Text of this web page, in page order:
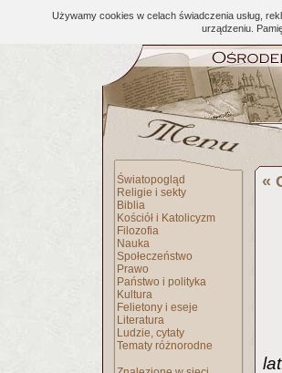
Używamy cookies w celach świadczenia usług,
urządzeniu.
Światopogląd
Religie i sekty
Biblia
Kościół i Katolicyzm
Filozofia
Nauka
Społeczeństwo
Prawo
Państwo i polityka
Kultura
Felietony i eseje
Literatura
Ludzie, cytaty
Tematy różnorodne
«